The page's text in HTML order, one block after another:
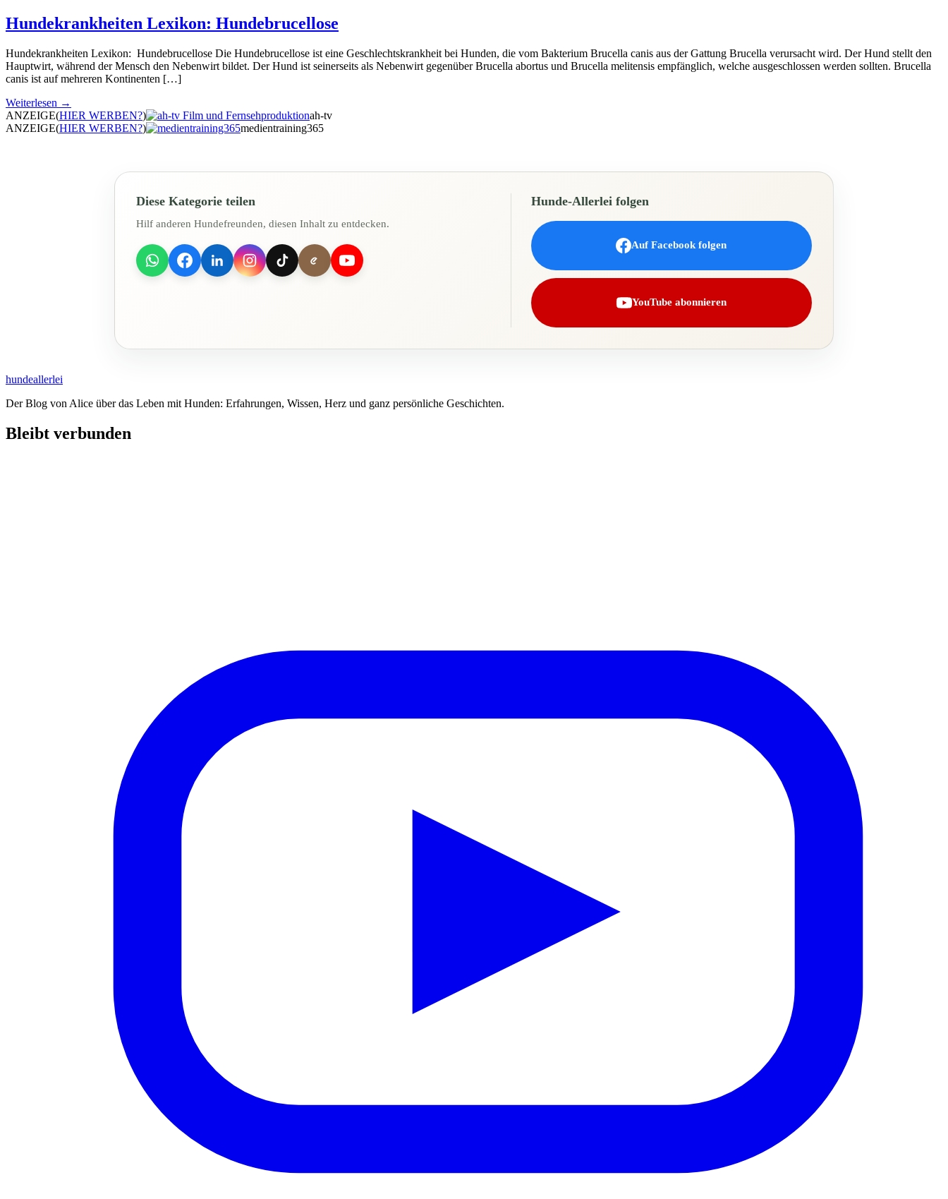
Hundekrankheiten Lexikon: Hundebrucellose
Hundekrankheiten Lexikon: Hundebrucellose Die Hundebrucellose ist eine Geschlechtskrankheit bei Hunden, die vom Bakterium Brucella canis aus der Gattung Brucella verursacht wird. Der Hund stellt den
Hauptwirt, während der Mensch den Nebenwirt bildet. Der Hund ist seinerseits als Nebenwirt gegenüber Brucella abortus und Brucella melitensis empfänglich, welche ausgeschlossen werden sollten. Brucella
canis ist auf mehreren Kontinenten […]
Weiterlesen →
ANZEIGE(HIER WERBEN?)
ah-tv
ANZEIGE(HIER WERBEN?) medientraining365
Diese Kategorie teilen
Hilf anderen Hundefreunden, diesen Inhalt zu entdecken.
Hunde-Allerlei folgen
Auf Facebook folgen
YouTube abonnieren
hundeallerlei
Der Blog von Alice über das Leben mit Hunden: Erfahrungen, Wissen, Herz und ganz persönliche Geschichten.
Bleibt verbunden